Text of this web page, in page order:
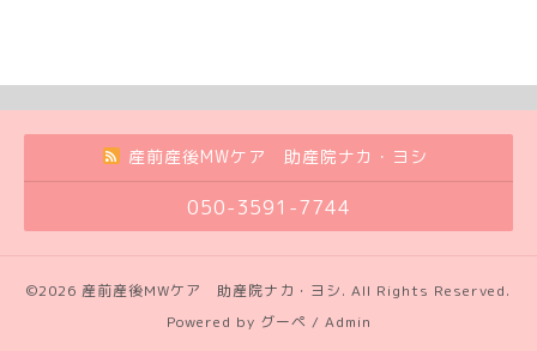
産前産後MWケア 助産院ナカ・ヨシ
050-3591-7744
©2026 産前産後MWケア 助産院ナカ・ヨシ. All Rights Reserved.
Powered by グーペ / Admin